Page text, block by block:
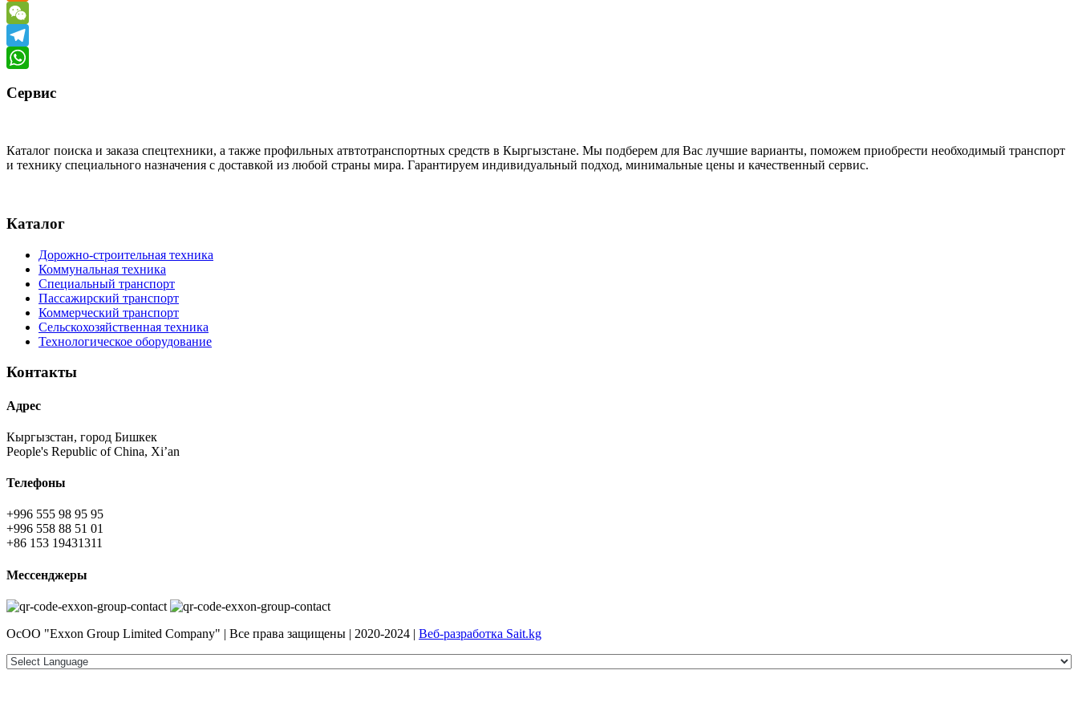
Odnoklassniki
WeChat
Telegram
Сервис
Каталог поиска и заказа спецтехники, а также профильных атвтотранспортных средств в Кыргызстане. Мы подберем для Вас лучшие варианты, поможем приобрести необходимый транспорт
и технику специального назначения с доставкой из любой страны мира. Гарантируем индивидуальный подход, минимальные цены и качественный сервис.
Каталог
Дорожно-строительная техника
Коммунальная техника
Специальный транспорт
Пассажирский транспорт
Коммерческий транспорт
Сельскохозяйственная техника
Технологическое оборудование
Контакты
Адрес
Кыргызстан, город Бишкек
People's Republic of China, Xi’an
Телефоны
+996 555 98 95 95
+996 558 88 51 01
+86 153 19431311
Мессенджеры
ОсОО "Exxon Group Limited Company" | Все права защищены | 2020-2024 | Веб-разработка Sait.kg